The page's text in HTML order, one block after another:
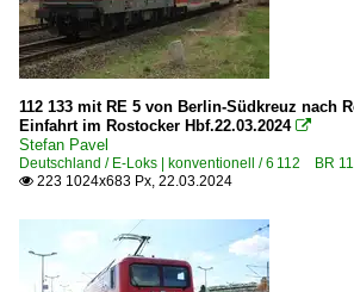
112 133 mit RE 5 von Berlin-Südkreuz nach
Einfahrt im Rostocker Hbf.22.03.2024 
Stefan Pavel
Deutschland / E-Loks | konventionell / 6 112 BR
 223 1024x683 Px, 22.03.2024